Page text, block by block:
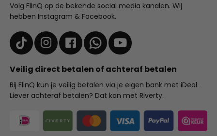
Volg FlinQ op de bekende social media kanalen. Wij
hebben Instagram & Facebook.
Veilig direct betalen of achteraf betalen
Bij FlinQ kun je veilig betalen via je eigen bank met iDeal.
Liever achteraf betalen? Dat kan met Riverty.